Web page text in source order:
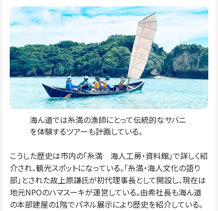
海ん道では糸満の漁師にとって伝統的なサバニ
を体験するツアーも計画している。
こうした歴史は市内の「糸満 海人工房・資料館」で詳しく紹
介され、観光スポットになっている。「糸満・海人文化の語り
部」とされた故上原謙氏が初代理事長として開設し、現在は
地元NPOのハマスーキが運営している。由希社長も海ん道
の本部建屋の1階でパネル展示により歴史を紹介している。